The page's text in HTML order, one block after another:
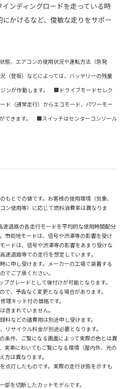
ンディングロードを走っている時
かけるなど、俊敏な走りをサポー
態、エアコンの使用状況や運転方法（急発
（登坂）などによっては、バッテリーの残量
ジンが作動します。 ■ドライブモードセレク
ド（通常走行）からエコモード、パワーモー
できます。 ■スイッチはセンターコンソール
とでの値です。お客様の使用環境（気象、
ン使用等）に応じて燃料消費率は異なりま
道路の各走行モードを平均的な使用時間配分
市街地モードは、信号や渋滞等の影響を受け
ードは、信号や渋滞等の影響をあまり受けな
速道路等での走行を想定しています。
に申し受けます。メーカーの工場で装着する
でご了承ください。
グレードとして後付けが可能となります。
、予告なく変更となる場合があります。
理キット付の価格です。
含まれていません。
などの諸費用は別途申し受けます。
サイクル料金が別途必要となります。
条件、ご覧になる画面によって実際の色とは異
実車においてもご覧になる環境（屋内外、光の
方は異なります。
点灯したものです。実際の走行状態を示すも
を切断したカットモデルです。